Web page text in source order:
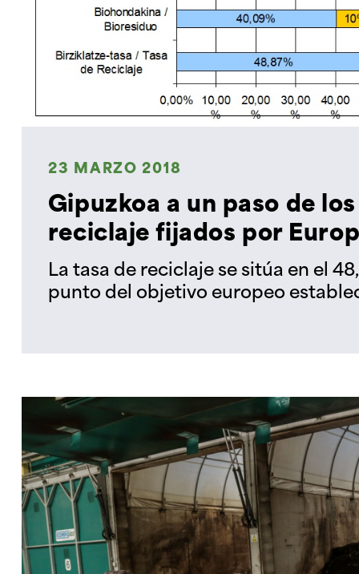
23 MARZO 2018
Gipuzkoa a un paso de
reciclaje fijados por
La tasa de reciclaje se sitúa en el
punto del objetivo europeo